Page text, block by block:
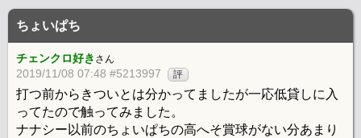
ちょいぱち
チェンクロ好き さん
2019/11/08 07:48 #5213997 評
打つ前からきついとは分かってましたが一応低貸しに入
ってたので触ってみました。
ナナシー以前のちょいぱちの高へそ賞球がない分あまり